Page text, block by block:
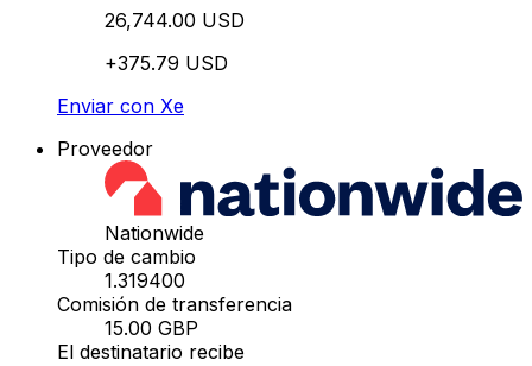
26,744.00 USD
+375.79 USD
Enviar con Xe
Proveedor
Nationwide
Tipo de cambio
1.319400
Comisión de transferencia
15.00 GBP
El destinatario recibe